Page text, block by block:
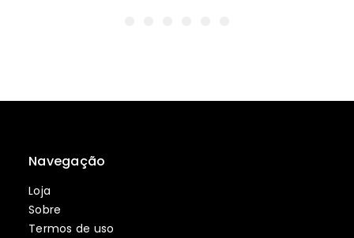
Navegação
Loja
Sobre
Termos de uso